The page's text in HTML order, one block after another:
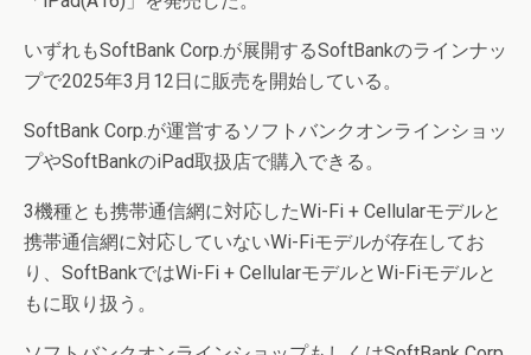
いずれもSoftBank Corp.が展開するSoftBankのラインナッ
プで2025年3月12日に販売を開始している。
SoftBank Corp.が運営するソフトバンクオンラインショッ
プやSoftBankのiPad取扱店で購入できる。
3機種とも携帯通信網に対応したWi-Fi + Cellularモデルと
携帯通信網に対応していないWi-Fiモデルが存在してお
り、SoftBankではWi-Fi + CellularモデルとWi-Fiモデルと
もに取り扱う。